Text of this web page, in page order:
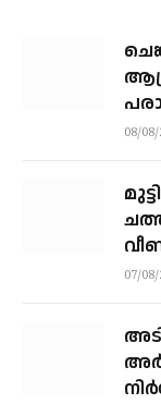
08/08/
07/08/